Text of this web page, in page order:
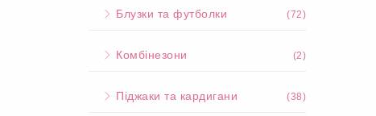
Блузки та футболки (72)
Комбінезони (2)
Піджаки та кардигани (38)